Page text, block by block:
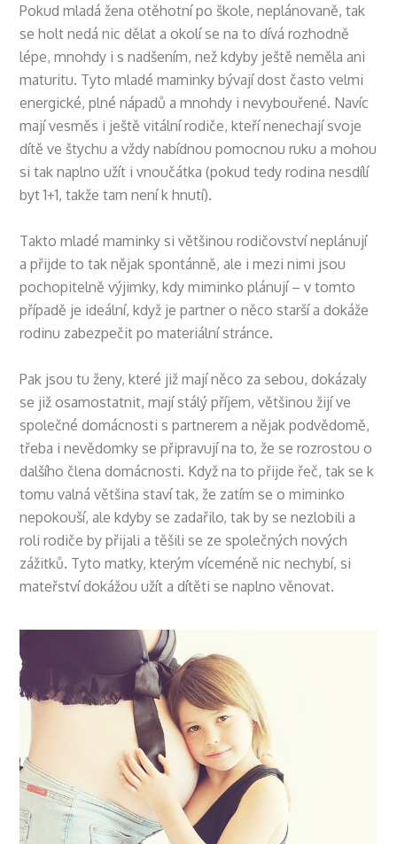
Pokud mladá žena otěhotní po škole, neplánovaně, tak
se holt nedá nic dělat a okolí se na to dívá rozhodně
lépe, mnohdy i s nadšením, než kdyby ještě neměla ani
maturitu. Tyto mladé maminky bývají dost často velmi
energické, plné nápadů a mnohdy i nevybouřené. Navíc
mají vesměs i ještě vitální rodiče, kteří nenechají svoje
dítě ve štychu a vždy nabídnou pomocnou ruku a mohou
si tak naplno užít i vnoučátka (pokud tedy rodina nesdílí
byt 1+1, takže tam není k hnutí).
Takto mladé maminky si většinou rodičovství neplánují
a přijde to tak nějak spontánně, ale i mezi nimi jsou
pochopitelně výjimky, kdy miminko plánují – v tomto
případě je ideální, když je partner o něco starší a dokáže
rodinu zabezpečit po materiální stránce.
Pak jsou tu ženy, které již mají něco za sebou, dokázaly
se již osamostatnit, mají stálý příjem, většinou žijí ve
společné domácnosti s partnerem a nějak podvědomě,
třeba i nevědomky se připravují na to, že se rozrostou o
dalšího člena domácnosti. Když na to přijde řeč, tak se k
tomu valná většina staví tak, že zatím se o miminko
nepokouší, ale kdyby se zadařilo, tak by se nezlobili a
roli rodiče by přijali a těšili se ze společných nových
zážitků. Tyto matky, kterým víceméně nic nechybí, si
mateřství dokážou užít a dítěti se naplno věnovat.